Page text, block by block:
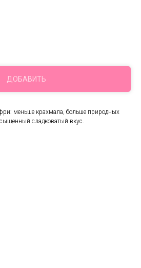
ДОБАВИТЬ
меньше крахмала, больше природных
сладковатый вкус.